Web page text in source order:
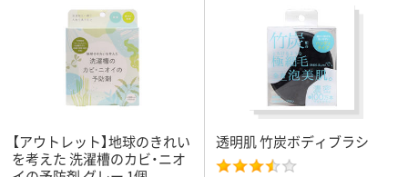
【アウトレット】地球のきれい
を考えた 洗濯槽のカビ・ニオ
透明肌 竹炭ボディブラシ